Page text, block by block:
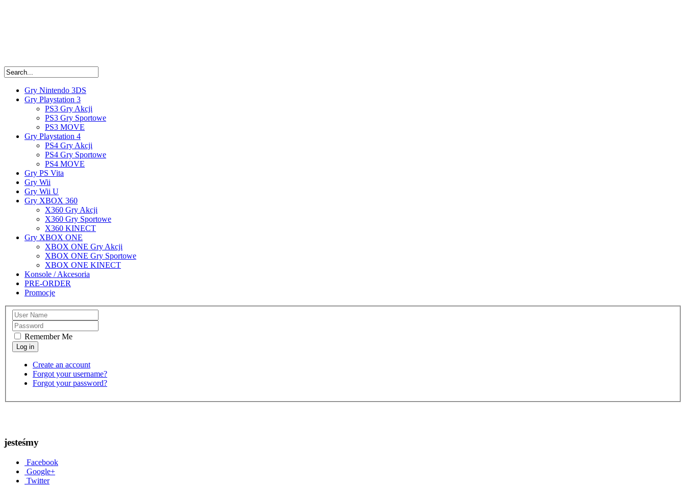
Gry Nintendo 3DS
Gry Playstation 3
PS3 Gry Akcji
PS3 Gry Sportowe
PS3 MOVE
Gry Playstation 4
PS4 Gry Akcji
PS4 Gry Sportowe
PS4 MOVE
Gry PS Vita
Gry Wii
Gry Wii U
Gry XBOX 360
X360 Gry Akcji
X360 Gry Sportowe
X360 KINECT
Gry XBOX ONE
XBOX ONE Gry Akcji
XBOX ONE Gry Sportowe
XBOX ONE KINECT
Konsole / Akcesoria
PRE-ORDER
Promocje
Remember Me
Create an account
Forgot your username?
Forgot your password?
jesteśmy
Facebook
Google+
Twitter